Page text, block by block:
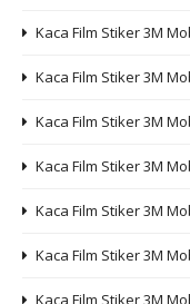
Kaca Film Stiker 3M
Kaca Film Stiker 3M
Kaca Film Stiker 3M
Kaca Film Stiker 3M
Kaca Film Stiker 3M
Kaca Film Stiker 3M
Kaca Film Stiker 3M